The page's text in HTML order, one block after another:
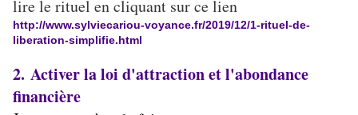
lire le rituel en cliquant sur ce lien
http://www.sylviecariou-voyance.fr/2019/12/1-rituel-de-
liberation-simplifie.html
2. Activer la loi d'attraction et l'abondance
financière